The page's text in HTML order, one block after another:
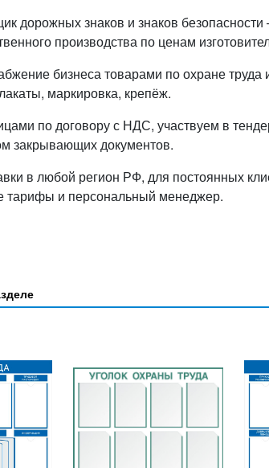
дорожных знаков и знаков
производства по ценам
бизнеса товарами по охране
маркировка, крепёж.
по договору с НДС, участвуем в
закрывающих документов.
в любой регион РФ, для постоянных
тарифы и персональный менеджер.